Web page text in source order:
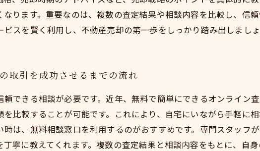
ります。重要なのは、複数の査定結果や相談内容を比較し、信
スを賢く利用し、不動産売却の第一歩をしっかり踏み出しましょ
取引を成功させるまでの流れ
できる相談が必要です。近年、無料で簡単にできるオンライン査
比較することが可能です。これにより、自宅にいながら手軽に
は、無料相談窓口を利用するのがおすすめです。専門スタッフ
寧に教えてくれます。複数の査定結果と相談内容をもとに、自